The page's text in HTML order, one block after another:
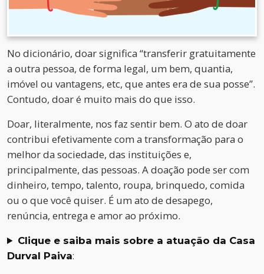
No dicionário, doar significa “transferir gratuitamente
a outra pessoa, de forma legal, um bem, quantia,
imóvel ou vantagens, etc, que antes era de sua posse”.
Contudo, doar é muito mais do que isso.
Doar, literalmente, nos faz sentir bem. O ato de doar
contribui efetivamente com a transformação para o
melhor da sociedade, das instituições e,
principalmente, das pessoas. A doação pode ser com
dinheiro, tempo, talento, roupa, brinquedo, comida
ou o que você quiser. É um ato de desapego,
renúncia, entrega e amor ao próximo.
Clique e saiba mais sobre a atuação da Casa
Durval Paiva: